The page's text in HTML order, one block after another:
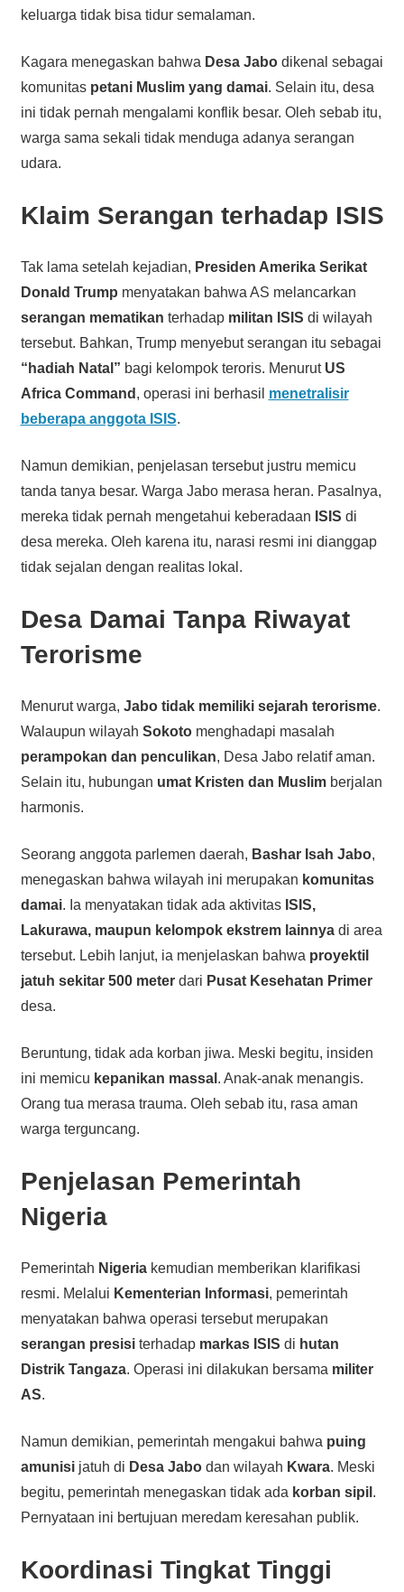
keluarga tidak bisa tidur semalaman.
Kagara menegaskan bahwa Desa Jabodikenal sebagai
komunitas petani Muslim yang damai. Selain itu, desa
ini tidak pernah mengalami konflik besar. Oleh sebab itu,
warga sama sekali tidak menduga adanya serangan
udara.
Klaim Serangan terhadap ISIS
Tak lama setelah kejadian, Presiden Amerika Serikat
Donald Trump menyatakan bahwa AS melancarkan
serangan mematikan terhadap militan ISIS di wilayah
tersebut. Bahkan, Trump menyebut serangan itu sebagai
“hadiah Natal” bagi kelompok teroris. Menurut US
Africa Command , operasi ini berhasil menetralisir
beberapa anggota ISIS.
Namun demikian, penjelasan tersebut justru memicu
tanda tanya besar. Warga Jabo merasa heran. Pasalnya,
mereka tidak pernah mengetahui keberadaan ISIS di
desa mereka. Oleh karena itu, narasi resmi ini dianggap
tidak sejalan dengan realitas lokal.
Desa Damai Tanpa Riwayat
Terorisme
Menurut warga, Jabo tidak memiliki sejarah terorisme.
Walaupun wilayah Sokotomenghadapi masalah
perampokan dan penculikan, Desa Jabo relatif aman.
Selain itu, hubungan umat Kristen dan Muslimberjalan
harmonis.
Seorang anggota parlemen daerah, Bashar Isah Jabo,
menegaskan bahwa wilayah ini merupakan komunitas
damai. Ia menyatakan tidak ada aktivitas ISIS,
Lakurawa, maupun kelompok ekstrem lainnyadi area
tersebut. Lebih lanjut, ia menjelaskan bahwa proyektil
jatuh sekitar 500 meterdari Pusat Kesehatan Primer
desa.
Beruntung, tidak ada korban jiwa. Meski begitu, insiden
ini memicu kepanikan massal . Anak-anak menangis.
Orang tua merasa trauma. Oleh sebab itu, rasa aman
warga terguncang.
Penjelasan Pemerintah
Nigeria
Pemerintah Nigeriakemudian memberikan klarifikasi
resmi. Melalui Kementerian Informasi, pemerintah
menyatakan bahwa operasi tersebut merupakan
serangan presisiterhadap markas ISIS di hutan
Distrik Tangaza. Operasi ini dilakukan bersama militer
AS.
Namun demikian, pemerintah mengakui bahwa puing
amunisijatuh di Desa Jabodan wilayah Kwara. Meski
begitu, pemerintah menegaskan tidak ada korban sipil .
Pernyataan ini bertujuan meredam keresahan publik.
Koordinasi Tingkat Tinggi